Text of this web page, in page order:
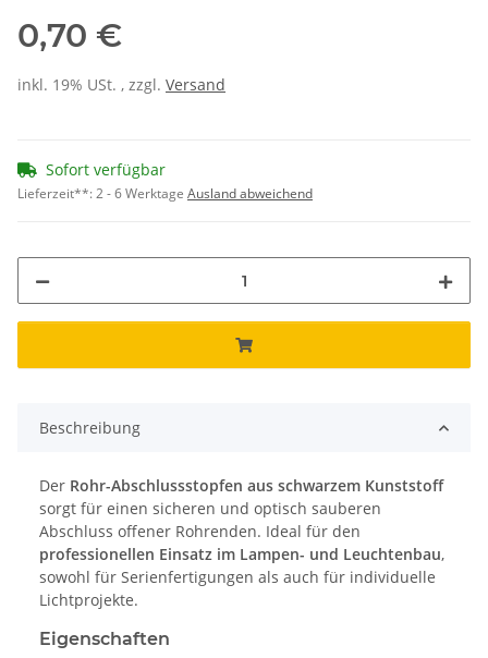
0,70 €
inkl. 19% USt. , zzgl. Versand
Sofort verfügbar
Lieferzeit**:2 - 6 Werktage Ausland abweichend
Beschreibung
Der Rohr-Abschlussstopfen aus schwarzem Kunststoff
sorgt für einen sicheren und optisch sauberen
Abschluss offener Rohrenden. Ideal für den
professionellen Einsatz im Lampen- und Leuchtenbau,
sowohl für Serienfertigungen als auch für individuelle
Lichtprojekte.
Eigenschaften